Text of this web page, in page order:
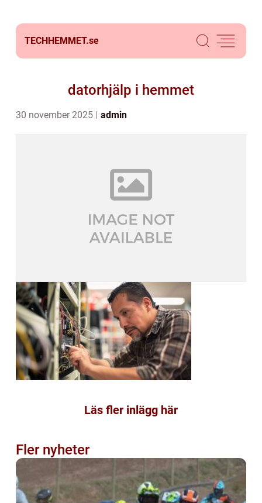
TECHHEMMET.se
datorhjälp i hemmet
30 november 2025 admin
Läs fler inlägg här
Fler nyheter